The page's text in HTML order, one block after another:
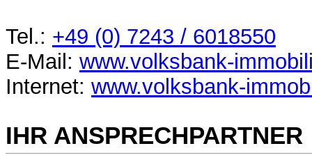
Tel.: +49 (0) 7243 / 6018550
E-Mail: www.volksbank-
Internet: www.volksbank-
IHR ANSPRECHPARTNER